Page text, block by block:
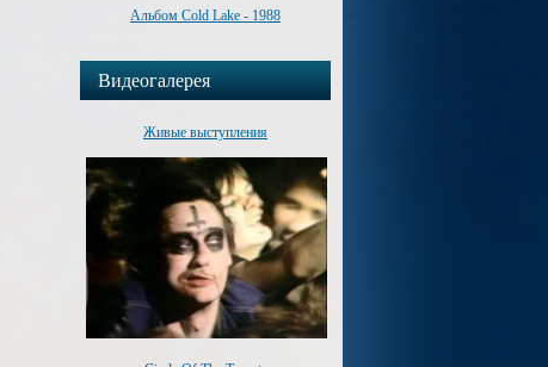
Альбом Cold Lake - 1988
Видеогалерея
Живые выступления